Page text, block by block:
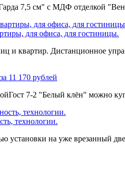
7,5 см" с МДФ отделкой
для офиса, для гостиницы.
и квартир. Дистанционное
11 170 рублей
7-2 "Белый клён" можно
технологии.
установки на уже врезанный